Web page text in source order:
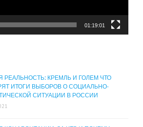
01:19:01
РЕАЛЬНОСТЬ: КРЕМЛЬ И ГОЛЕМ ЧТО
ИТОГИ ВЫБОРОВ О СОЦИАЛЬНО-
СИТУАЦИИ В РОССИИ